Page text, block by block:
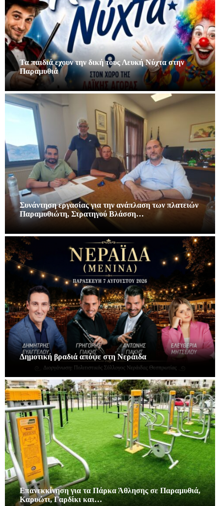
Τα παιδιά εχουν την δική τους Λευκή Νύχτα στην
Παραμυθιά
Συνάντηση εργασίας για την ανάπλαση των πλατειών
Παραμυθιώτη, Στρατηγού Βλάσση…
Δημοτική βραδιά απόψε στη Νεράιδα
Επανεκκίνηση για τα Πάρκα Άθλησης σε Παραμυθιά,
Καρυώτι, Γαρδίκι και…